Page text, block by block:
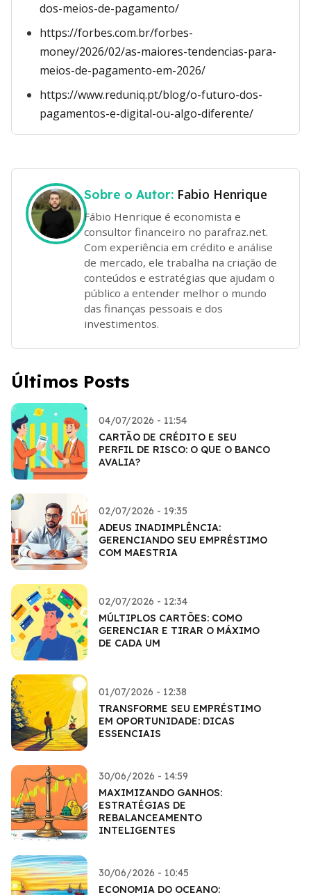
dos-meios-de-pagamento/
https://forbes.com.br/forbes-
money/2026/02/as-maiores-tendencias-para-
meios-de-pagamento-em-2026/
https://www.reduniq.pt/blog/o-futuro-dos-
pagamentos-e-digital-ou-algo-diferente/
Sobre o Autor: Fabio Henrique
Fábio Henrique é economista e
consultor financeiro no parafraz.net.
Com experiência em crédito e análise
de mercado, ele trabalha na criação de
conteúdos e estratégias que ajudam o
público a entender melhor o mundo
das finanças pessoais e dos
investimentos.
Últimos Posts
04/07/2026 - 11:54
CARTÃO DE CRÉDITO E SEU
PERFIL DE RISCO: O QUE O BANCO
AVALIA?
02/07/2026 - 19:35
ADEUS INADIMPLÊNCIA:
GERENCIANDO SEU EMPRÉSTIMO
COM MAESTRIA
02/07/2026 - 12:34
MÚLTIPLOS CARTÕES: COMO
GERENCIAR E TIRAR O MÁXIMO
DE CADA UM
01/07/2026 - 12:38
TRANSFORME SEU EMPRÉSTIMO
EM OPORTUNIDADE: DICAS
ESSENCIAIS
30/06/2026 - 14:59
MAXIMIZANDO GANHOS:
ESTRATÉGIAS DE
REBALANCEAMENTO
INTELIGENTES
30/06/2026 - 10:45
ECONOMIA DO OCEANO: